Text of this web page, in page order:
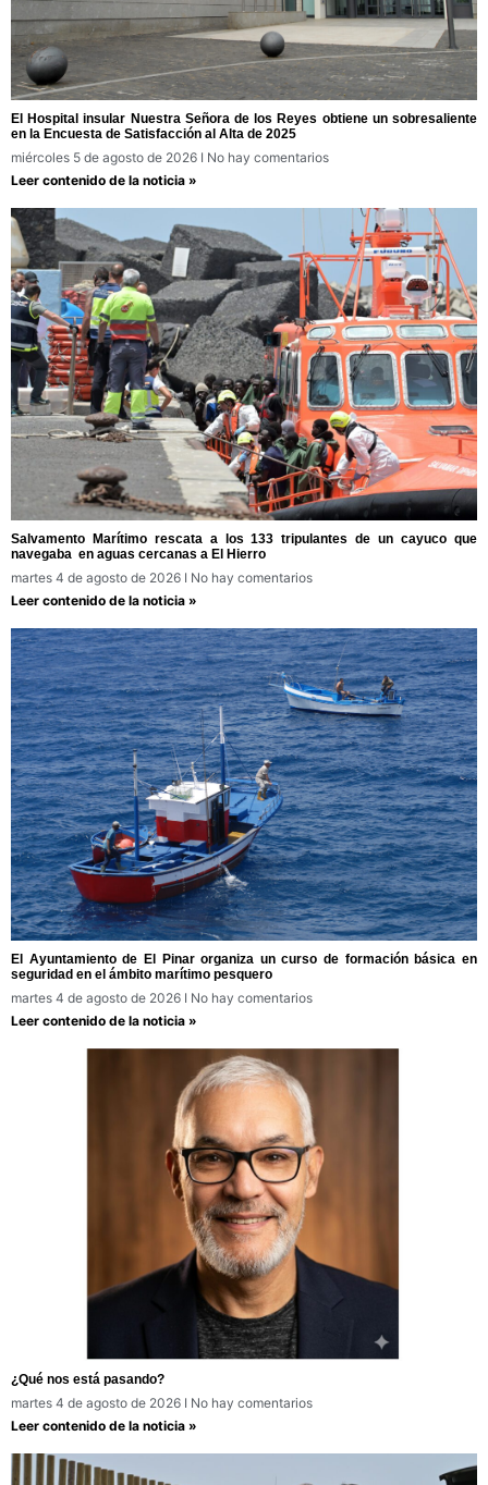
El Hospital insular Nuestra Señora de los Reyes obtiene un sobresaliente
en la Encuesta de Satisfacción al Alta de 2025
miércoles 5 de agosto de 2026
No hay comentarios
Leer contenido de la noticia »
Salvamento Marítimo rescata a los 133 tripulantes de un cayuco que
navegaba en aguas cercanas a El Hierro
martes 4 de agosto de 2026
No hay comentarios
Leer contenido de la noticia »
El Ayuntamiento de El Pinar organiza un curso de formación básica en
seguridad en el ámbito marítimo pesquero
martes 4 de agosto de 2026
No hay comentarios
Leer contenido de la noticia »
¿Qué nos está pasando?
martes 4 de agosto de 2026
No hay comentarios
Leer contenido de la noticia »